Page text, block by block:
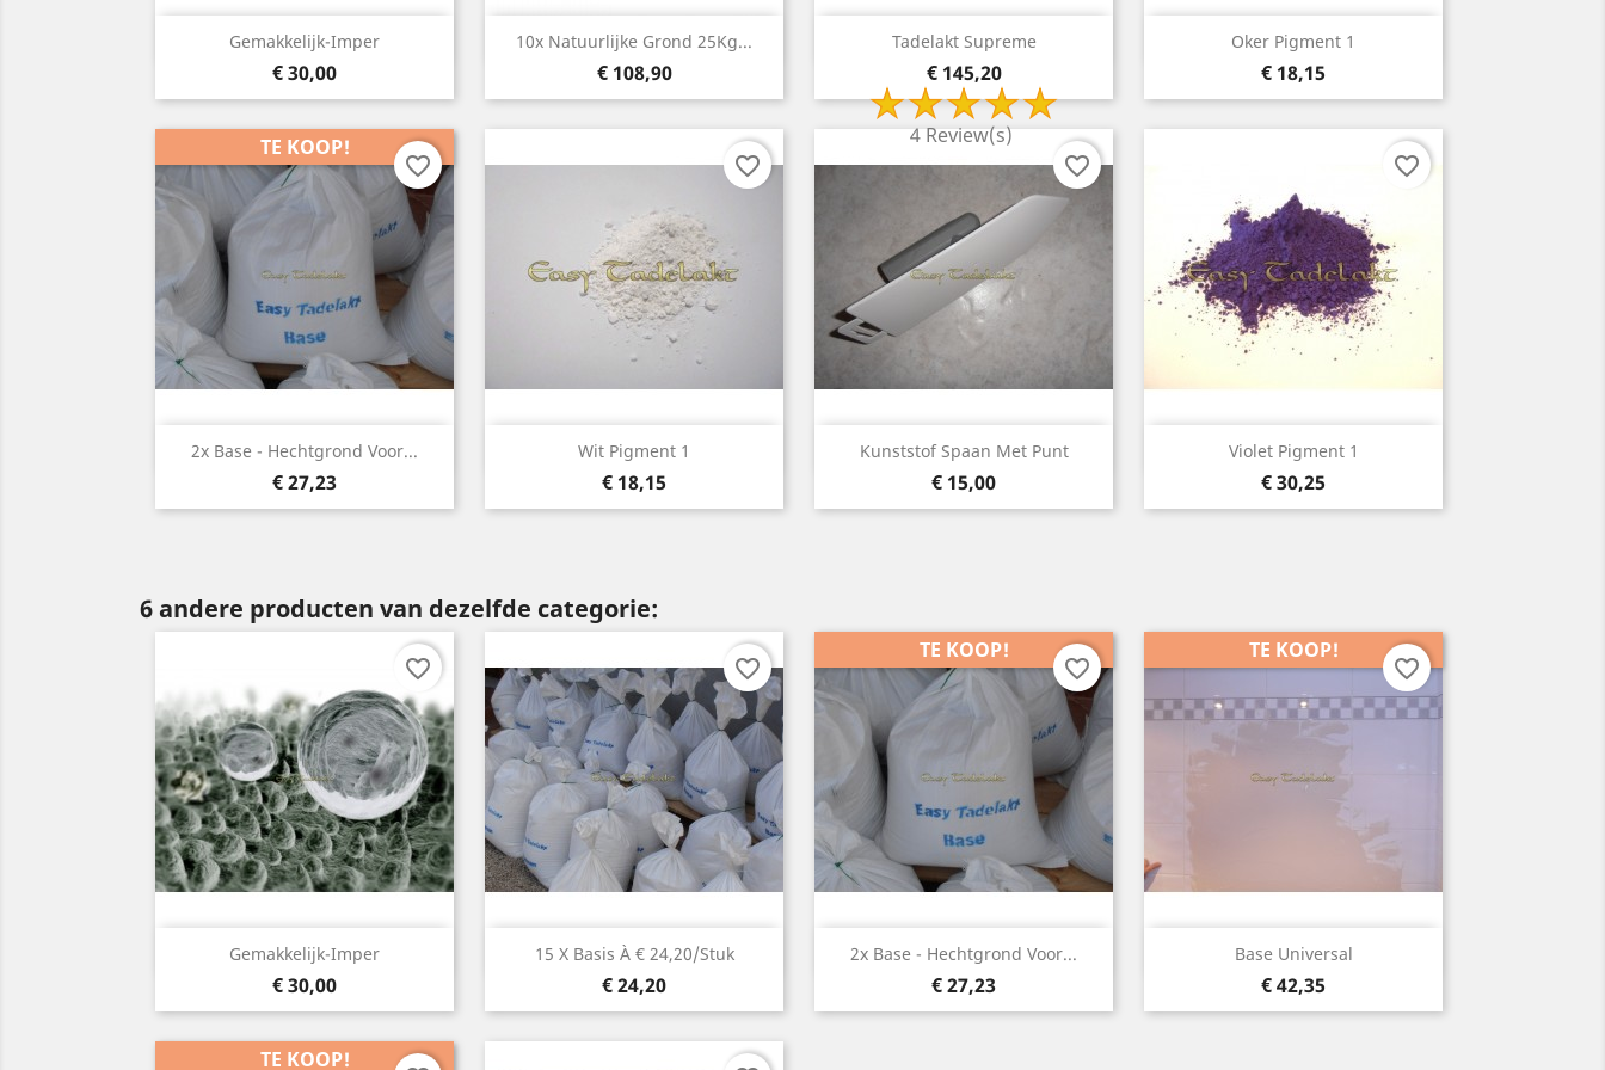
Gemakkelijk-Imper
Prijs
€ 30,00
Snelle weergave 10x Natuurlijke Grond 25Kg...
Prijs
€ 108,90
Snelle weergave Tadelakt Supreme
Prijs
€ 145,20
4 Review(s)
Snelle weergave Oker Pigment 1
Prijs
€ 18,15
Snelle weergave
2x Base - Hechtgrond Voor...
Prijs
€ 27,23
TE KOOP!
Snelle weergave
favorite_border
Wit Pigment 1
Prijs
€ 18,15
Snelle weergave
favorite_border
Kunststof Spaan Met Punt
Prijs
€ 15,00
Snelle weergave
favorite_border
Violet Pigment 1
Prijs
€ 30,25
Snelle weergave
favorite_border
6 andere producten van dezelfde categorie:
Gemakkelijk-Imper
Prijs
€ 30,00
Snelle weergave
favorite_border
15 X Basis À € 24,20/stuk
Prijs
€ 24,20
 Snelle weergave
favorite_border
2x Base - Hechtgrond Voor...
Prijs
€ 27,23
TE KOOP!
Snelle weergave
favorite_border
Base Universal
Prijs
€ 42,35
TE KOOP!
Snelle weergave
favorite_border
TE KOOP!